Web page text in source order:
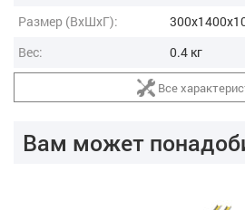
Размер (ВxШxГ):
Вес:
0.4 кг
Все
Вам может